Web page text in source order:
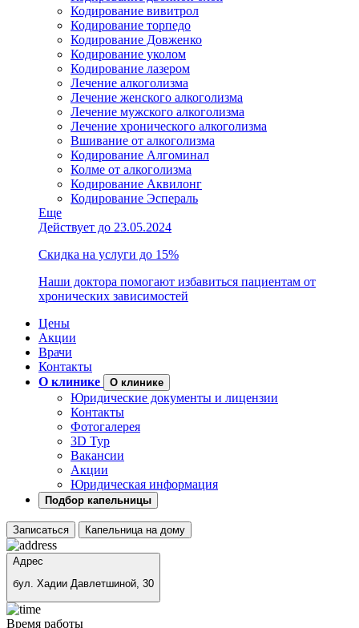
Кодирование вивитрол
Кодирование торпедо
Кодирование Довженко
Кодирование уколом
Кодирование лазером
Лечение алкоголизма
Лечение женского алкоголизма
Лечение мужского алкоголизма
Лечение хронического алкоголизма
Вшивание от алкоголизма
Кодирование Алгоминал
Колме от алкоголизма
Кодирование Аквилонг
Кодирование Эспераль
Еще
Действует до 23.05.2024
Скидка на услуги до 15%
Наши доктора помогают избавиться пациентам от
хронических зависимостей
Цены
Акции
Врачи
Контакты
О клинике
О клинике
Юридические документы и лицензии
Контакты
Фотогалерея
3D Тур
Вакансии
Акции
Юридическая информация
Подбор капельницы
Записаться Капельница на дому
Адрес
бул. Хадии Давлетшиной, 30
Время работы